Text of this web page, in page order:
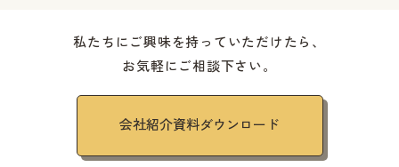
私たちにご興味を持っていただけたら、
お気軽にご相談下さい。
会社紹介資料ダウンロード